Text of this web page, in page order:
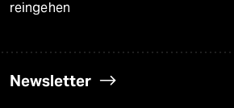
reingehen
Newsletter